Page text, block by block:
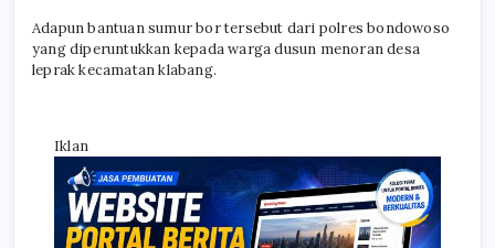
Adapun bantuan sumur bor tersebut dari polres bondowoso
yang diperuntukkan kepada warga dusun menoran desa
leprak kecamatan klabang.
Iklan